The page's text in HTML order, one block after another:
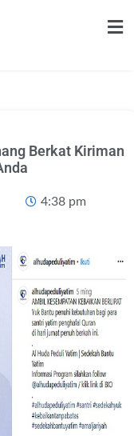
Berkat Kiriman
4:38 pm